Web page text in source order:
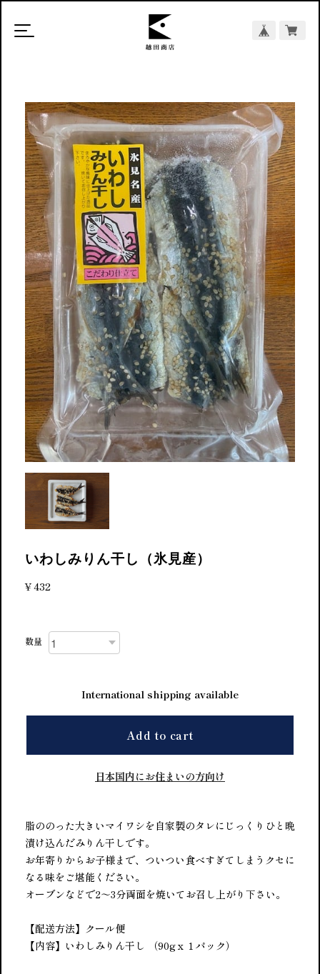
いわしみりん干し（氷見産）
¥432
数量
International shipping available
Add to cart
日本国内にお住まいの方向け
脂ののった大きいマイワシを自家製のタレにじっくりひと晩
漬け込んだみりん干しです。
お年寄りからお子様まで、ついつい食べすぎてしまうクセに
なる味をご堪能ください。
オーブンなどで2～3分両面を焼いてお召し上がり下さい。
【配送方法】クール便
【内容】いわしみりん干し （90gｘ１パック）